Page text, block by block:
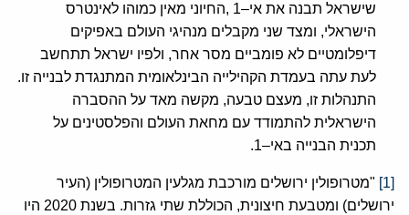
שישראל תבנה את אי–1 ,החיוני מאין כמוהו לאינטרס
הישראלי, ומצד שני מקבלים מנהיגי העולם באפיקים
דיפלומטיים לא פומביים מסר אחר, ולפיו ישראל תתחשב
לעת עתה בעמדת הקהילייה הבינלאומית המתנגדת לבנייה זו.
התנהלות זו, מעצם טבעה, מקשה מאד על ההסברה
הישראלית להתמודד עם מחאת העולם והפלסטינים על
תכנית הבנייה באי–1.
[1]
"מטרופולין ירושלים מורכבת מגלעין המטרופולין (העיר
ירושלים) ומטבעת חיצונית, הכוללת שתי גזרות. בשנת 2020 היו